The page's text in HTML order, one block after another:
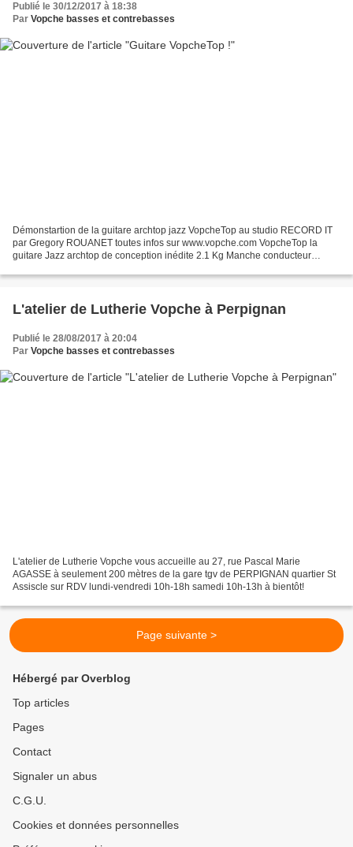
Publié le 30/12/2017 à 18:38
Par Vopche basses et contrebasses
Démonstartion de la guitare archtop jazz VopcheTop au studio RECORD IT
par Gregory ROUANET toutes infos sur www.vopche.com VopcheTop la
guitare Jazz archtop de conception inédite 2.1 Kg Manche conducteur
L'atelier de Lutherie Vopche à Perpignan
Publié le 28/08/2017 à 20:04
Par Vopche basses et contrebasses
L'atelier de Lutherie Vopche vous accueille au 27, rue Pascal Marie
AGASSE à seulement 200 mètres de la gare tgv de PERPIGNAN quartier St
Assiscle sur RDV lundi-vendredi 10h-18h samedi 10h-13h à bientôt!
Page suivante >
Hébergé par Overblog
Top articles
Pages
Contact
Signaler un abus
C.G.U.
Cookies et données personnelles